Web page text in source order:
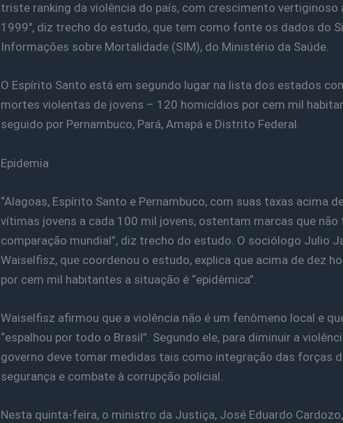
triste ranking da violência do país, com crescimento vertiginoso
1999″, diz trecho do estudo, que tem como fonte os dados do
Informações sobre Mortalidade (SIM), do Ministério da Saúde.
O Espírito Santo está em segundo lugar na lista dos estados
mortes violentas de jovens – 120 homicídios por cem mil
seguido por Pernambuco, Pará, Amapá e Distrito Federal.
Epidemia
“Alagoas, Espírito Santo e Pernambuco, com suas taxas acima
vítimas jovens a cada 100 mil jovens, ostentam marcas que não
comparação mundial”, diz trecho do estudo. O sociólogo Julio
Waiselfisz, que coordenou o estudo, explica que acima de dez
por cem mil habitantes a situação é “epidêmica”.
Waiselfisz afirmou que a violência não é um fenômeno local e
“espalhou por todo o Brasil”. Segundo ele, para diminuir a
governo deve tomar medidas tais como integração das forças
segurança e combate à corrupção policial.
Nesta quinta-feira, o ministro da Justiça, José Eduardo